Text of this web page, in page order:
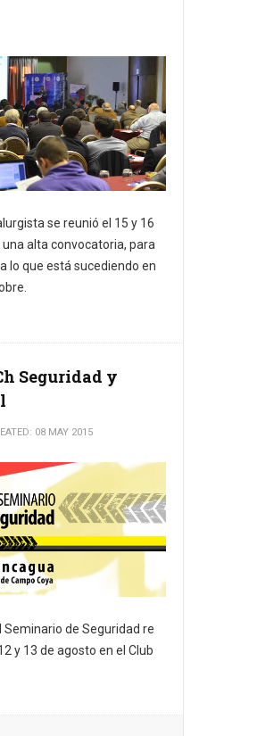
se reunió el 15 y 16
alta convocatoria, para
lo que está sucediendo en
Seguridad y
08 MAY 2015
de Seguridad re
y 13 de agosto en el Club